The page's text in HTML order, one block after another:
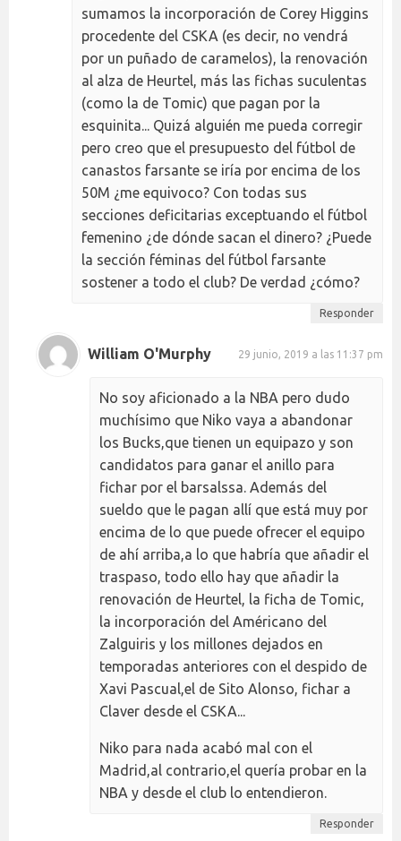
sumamos la incorporación de Corey Higgins
procedente del CSKA (es decir, no vendrá
por un puñado de caramelos), la renovación
al alza de Heurtel, más las fichas suculentas
(como la de Tomic) que pagan por la
esquinita... Quizá alguién me pueda corregir
pero creo que el presupuesto del fútbol de
canastos farsante se iría por encima de los
50M ¿me equivoco? Con todas sus
secciones deficitarias exceptuando el fútbol
femenino ¿de dónde sacan el dinero? ¿Puede
la sección féminas del fútbol farsante
sostener a todo el club? De verdad ¿cómo?
Responder
William O'Murphy 29 junio, 2019 a las 11:37 pm
No soy aficionado a la NBA pero dudo
muchísimo que Niko vaya a abandonar
los Bucks,que tienen un equipazo y son
candidatos para ganar el anillo para
fichar por el barsalssa. Además del
sueldo que le pagan allí que está muy por
encima de lo que puede ofrecer el equipo
de ahí arriba,a lo que habría que añadir el
traspaso, todo ello hay que añadir la
renovación de Heurtel, la ficha de Tomic,
la incorporación del Américano del
Zalguiris y los millones dejados en
temporadas anteriores con el despido de
Xavi Pascual,el de Sito Alonso, fichar a
Claver desde el CSKA...
Niko para nada acabó mal con el
Madrid,al contrario,el quería probar en la
NBA y desde el club lo entendieron.
Responder